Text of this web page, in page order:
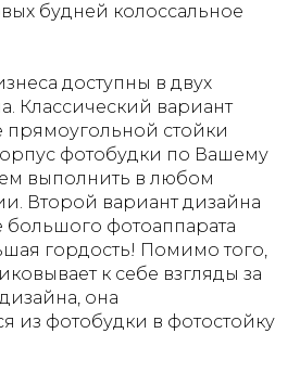
будней колоссальное
доступны в двух
Классический вариант
прямоугольной стойки
фотобудки по Вашему
выполнить в любом
Второй вариант дизайна
большого фотоаппарата
гордость! Помимо того,
к себе взгляды за
она
из фотобудки в фотостойку